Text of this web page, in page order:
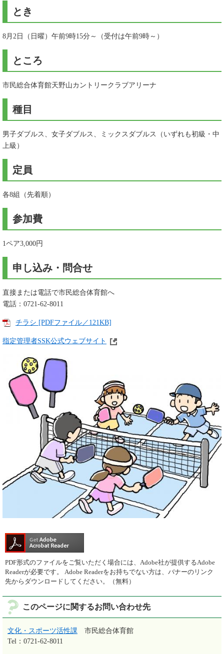
​とき
8月2日（日曜）午前9時15分～（受付は午前9時～）
ところ
市民総合体育館天野山カントリークラブアリーナ
種目
男子ダブルス、女子ダブルス、ミックスダブルス（いずれも初級・中
上級）
定員
各8組（先着順）
参加費
1ペア3,000円
申し込み・問合せ
直接または電話で市民総合体育館へ
電話：0721-62-8011
チラシ [PDFファイル／121KB]
指定管理者SSK公式ウェブサイト
PDF形式のファイルをご覧いただく場合には、Adobe社が提供するAdobe
Readerが必要です。
Adobe Readerをお持ちでない方は、バナーのリンク
先からダウンロードしてください。（無料）
このページに関するお問い合わせ先
文化・スポーツ活性課
市民総合体育館
Tel：0721-62-8011